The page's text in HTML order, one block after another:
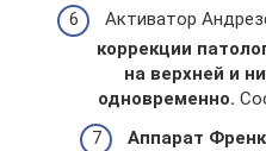
Активатор
коррекции
на верхней и
одновременно.
Аппарат